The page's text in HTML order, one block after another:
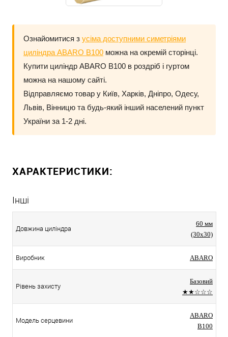
Ознайомитися з усіма доступними симетріями
циліндра ABARO B100 можна на окремій сторінці.
Купити циліндр ABARO B100 в роздріб і гуртом
можна на нашому сайті.
Відправляємо товар у Київ, Харків, Дніпро, Одесу,
Львів, Вінницю та будь-який інший населений пункт
України за 1-2 дні.
ХАРАКТЕРИСТИКИ:
Інші
Довжина циліндра
60 мм
(30x30)
Виробник ABARO
Рівень захисту
Базовий
★★☆☆☆
Модель серцевини
ABARO
B100